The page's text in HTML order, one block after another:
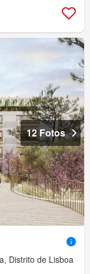
12 Fotos
Distrito de Lisboa